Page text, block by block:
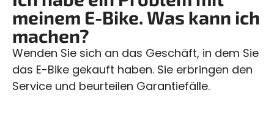
meinem E-Bike. Was kann ich
machen?
Wenden Sie sich an das Geschäft, in dem Sie
das E-Bike gekauft haben. Sie erbringen den
Service und beurteilen Garantiefälle.